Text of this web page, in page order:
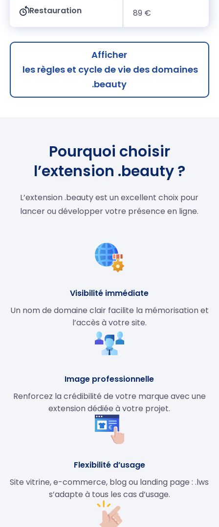
Restauration 89 €
Afficher
les règles et cycle de vie des domaines
.beauty
Pourquoi choisir
l’extension .beauty ?
L’extension .beauty est un excellent choix pour
lancer ou développer votre présence en ligne.
Visibilité immédiate
Un nom de domaine clair facilite la mémorisation et
l’accès à votre site.
Image professionnelle
Renforcez la crédibilité de votre marque avec une
extension dédiée à votre projet.
Flexibilité d’usage
Site vitrine, e-commerce, blog ou landing page : .lws
s’adapte à tous les cas d’usage.